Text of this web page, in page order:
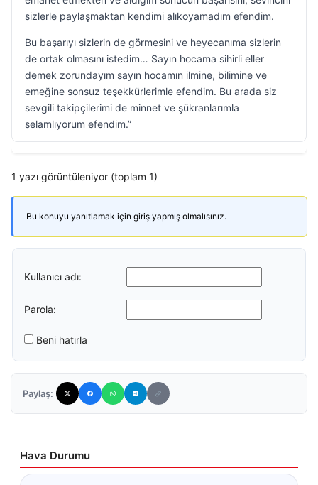
sizlerle paylaşmaktan kendimi alıkoyamadım efendim.
Bu başarıyı sizlerin de görmesini ve heyecanıma sizlerin
de ortak olmasını istedim… Sayın hocama sihirli eller
demek zorundayım sayın hocamın ilmine, bilimine ve
emeğine sonsuz teşekkürlerimle efendim. Bu arada siz
sevgili takipçilerimi de minnet ve şükranlarımla
selamlıyorum efendim.”
1 yazı görüntüleniyor (toplam 1)
Bu konuyu yanıtlamak için giriş yapmış olmalısınız.
Kullanıcı adı:
Parola:
Beni hatırla
Paylaş:
Hava Durumu